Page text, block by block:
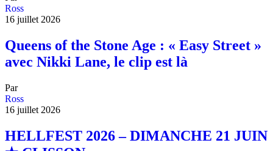
Ross
16 juillet 2026
Queens of the Stone Age : « Easy Street »
avec Nikki Lane, le clip est là
Par
Ross
16 juillet 2026
HELLFEST 2026 – DIMANCHE 21 JUIN